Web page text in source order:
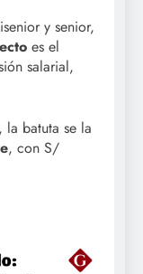
y senior,
es el
salarial,
la batuta se la
, con S/